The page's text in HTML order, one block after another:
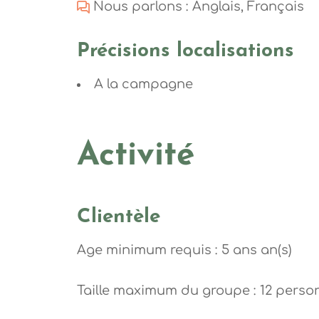
Nous parlons : Anglais, Français
Précisions localisations
A la campagne
Activité
Clientèle
Age minimum requis : 5 ans an(s)
Taille maximum du groupe : 12